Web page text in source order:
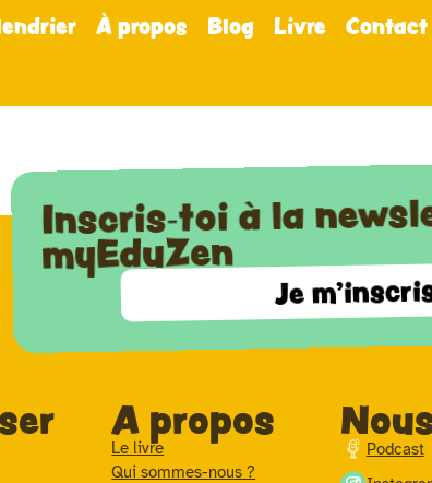
À propos Blog Livre Contact
Inscris-toi à la
myEduZen
Je
A propos
Le livre
Qui sommes-nous ?
Podcast